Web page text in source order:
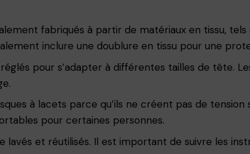
fabriqués à partir de matériaux en tissu,
inclure une doublure en tissu pour une
pour s’adapter à différentes tailles de tête.
à lacets parce qu’ils ne créent pas de
pour certaines personnes.
lavés et réutilisés. Il est important de suivre les